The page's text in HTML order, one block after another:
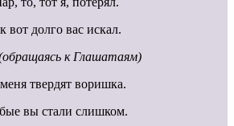
вот долго вас искал.
к Глашатаям)
твердят воришка.
вы стали слишком.